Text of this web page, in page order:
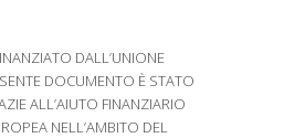
DALL’UNIONE
DOCUMENTO È STATO
ALL’AIUTO FINANZIARIO
NELL’AMBITO DEL